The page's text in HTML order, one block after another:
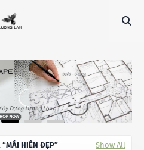
MÁI HIÊN ĐẸP Show All